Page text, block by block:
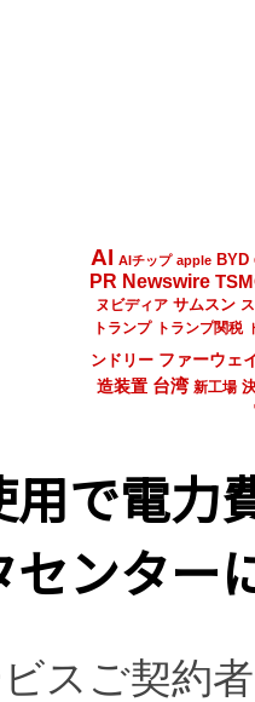
AI AIチップ apple BYD
PR Newswire
ヌビディア サムスン
トランプ
トランプ関税
ンドリー ファーウェ
造装置 台湾 新工場
用で電
ンター
スご契約